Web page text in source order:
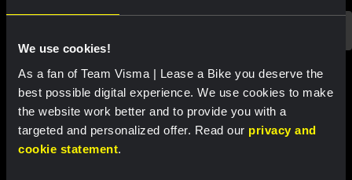
We use cookies!
As a fan of Team Visma | Lease a Bike you deserve the
best possible digital experience. We use cookies to make
the website work better and to provide you with a
targeted and personalized offer. Read our privacy and
cookie statement.
Uitgelichte producten